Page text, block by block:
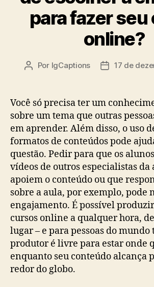
para fazer seu
online?
Autor
Por IgCaptions
Data17 de
Você só precisa ter um
sobre um tema que outras
em aprender. Além disso, o uso
formatos de conteúdos pode
questão. Pedir para que os
vídeos de outros especialistas da
apoiem o conteúdo ou que
sobre a aula, por exemplo, pode
engajamento. É possível
cursos online a qualquer hora,
lugar – e para pessoas do mundo
produtor é livre para estar onde
enquanto seu conteúdo alcança
redor do globo.